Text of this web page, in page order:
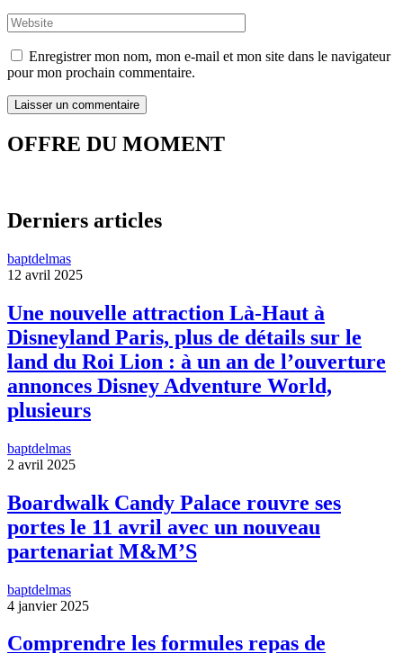
Enregistrer mon nom, mon e-mail et mon site dans le navigateur
pour mon prochain commentaire.
OFFRE DU MOMENT
Derniers articles
baptdelmas
12 avril 2025
Une nouvelle attraction Là-Haut à
Disneyland Paris, plus de détails sur le
land du Roi Lion : à un an de l’ouverture
annonces Disney Adventure World,
plusieurs
baptdelmas
2 avril 2025
Boardwalk Candy Palace rouvre ses
portes le 11 avril avec un nouveau
partenariat M&M’S
baptdelmas
4 janvier 2025
Comprendre les formules repas de